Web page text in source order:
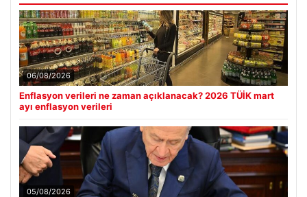
06/08/2026
Enflasyon verileri ne zaman açıklanacak? 2026 TÜİK mart
ayı enflasyon verileri
05/08/2026